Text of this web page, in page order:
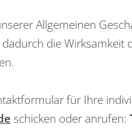
Allgemeinen
die
für Ihre
schicken oder anrufen: